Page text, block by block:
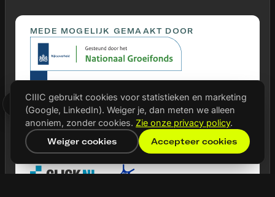
MEDE MOGELIJK GEMAAKT DOOR
PARTNERS
CIIIC gebruikt cookies voor statistieken en marketing
(Google, LinkedIn). Weiger je, dan meten we alleen
anoniem, zonder cookies. Zie onze privacy policy.
Weiger cookies Accepteer cookies